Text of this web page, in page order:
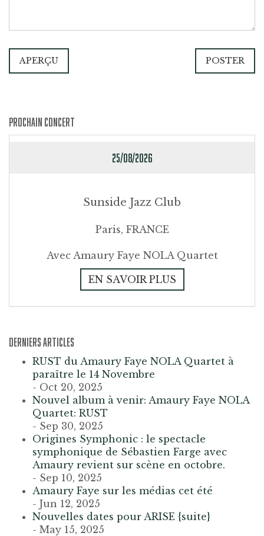
APERÇU POSTER
PROCHAIN CONCERT
25/08/2026
Sunside Jazz Club
Paris, FRANCE
Avec Amaury Faye NOLA Quartet
EN SAVOIR PLUS
DERNIERS ARTICLES
RUST du Amaury Faye NOLA Quartet à
paraître le 14 Novembre
- Oct 20, 2025
Nouvel album à venir: Amaury Faye NOLA
Quartet: RUST
- Sep 30, 2025
Origines Symphonic : le spectacle
symphonique de Sébastien Farge avec
Amaury revient sur scène en octobre.
- Sep 10, 2025
Amaury Faye sur les médias cet été
- Jun 12, 2025
Nouvelles dates pour ARISE {suite}
- May 15, 2025